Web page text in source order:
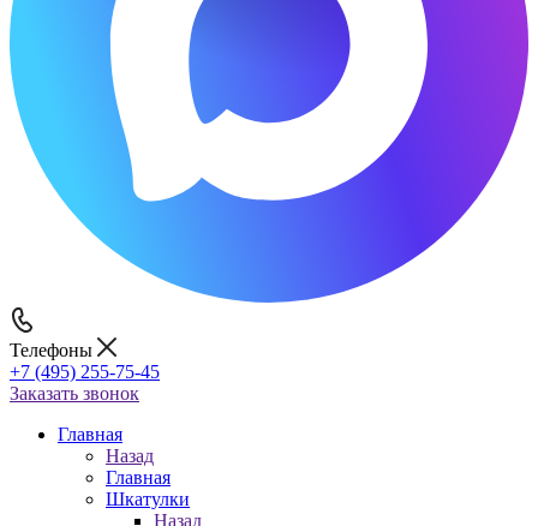
Телефоны
+7 (495) 255-75-45
Заказать звонок
Главная
Назад
Главная
Шкатулки
Назад